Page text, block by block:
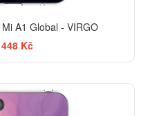
A1 Global - VIRGO
Kč